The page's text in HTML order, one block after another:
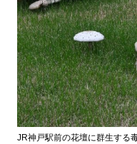
JR神戸駅前の花壇に群生する